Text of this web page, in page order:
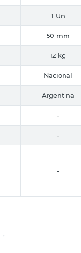
1 Un
50 mm
12 kg
Nacional
Argentina
-
-
-